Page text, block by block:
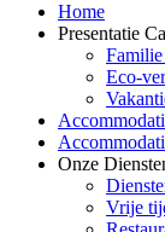
Home
Presentatie
Eco-
Onze
Vrije